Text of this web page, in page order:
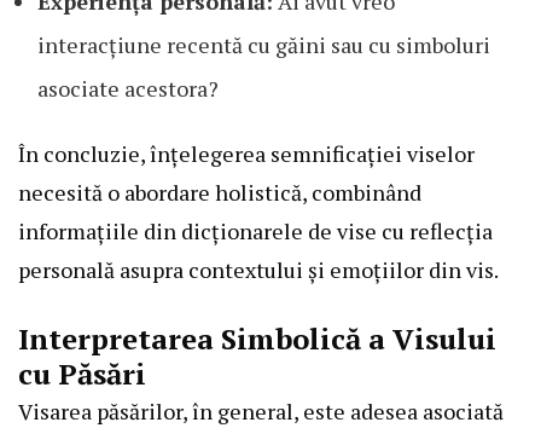
interacțiune recentă cu găini sau cu simboluri
asociate acestora?
În concluzie, înțelegerea semnificației viselor
necesită o abordare holistică, combinând
informațiile din dicționarele de vise cu reflecția
personală asupra contextului și emoțiilor din vis.
Interpretarea Simbolică a Visului
cu Păsări
Visarea păsărilor, în general, este adesea asociată